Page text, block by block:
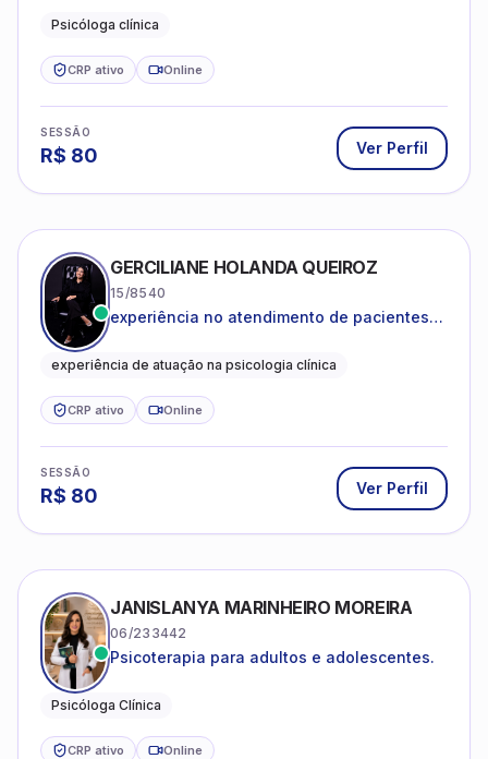
Psicóloga clínica
CRP ativo Online
SESSÃO
R$ 80 Ver Perfil
GERCILIANE HOLANDA QUEIROZ
15/8540
experiência no atendimento de pacientes
catastróficos e comportamentos
experiência de atuação na psicologia clínica
CRP ativo Online
SESSÃO
R$ 80 Ver Perfil
JANISLANYA MARINHEIRO MOREIRA
06/233442
Psicoterapia para adultos e adolescentes.
Psicóloga Clínica
CRP ativo Online